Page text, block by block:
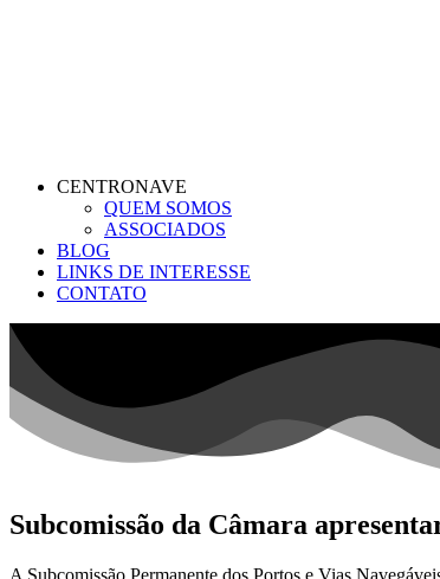
CENTRONAVE
QUEM SOMOS
ASSOCIADOS
BLOG
LINKS DE INTERESSE
CONTATO
Subcomissão da Câmara
A Subcomissão Permanente dos Portos e Vias